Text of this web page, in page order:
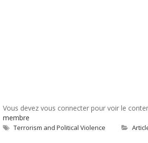
Vous devez vous connecter pour voir le
membre
Terrorism and Political Violence